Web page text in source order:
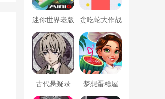
迷你世界老版
本下载
贪吃蛇大作战
破解版
古代悬疑录 梦想蛋糕屋